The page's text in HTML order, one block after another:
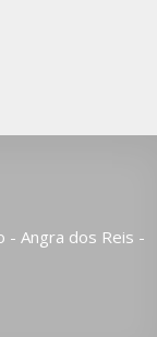
- Angra dos Reis -